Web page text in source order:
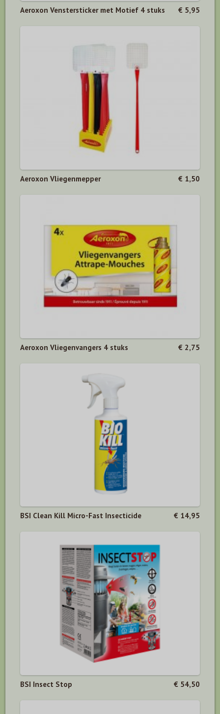
Aeroxon Venstersticker met Motief 4 stuks € 5,95
Aeroxon Vliegenmepper € 1,50
Aeroxon Vliegenvangers 4 stuks € 2,75
BSI Clean Kill Micro-Fast Insecticide € 14,95
BSI Insect Stop € 54,50